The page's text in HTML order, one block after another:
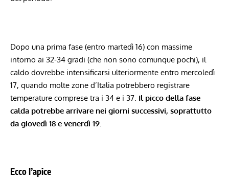
Dopo una prima fase (entro martedì 16) con massime
intorno ai 32-34 gradi (che non sono comunque pochi), il
caldo dovrebbe intensificarsi ulteriormente entro mercoledì
17, quando molte zone d’Italia potrebbero registrare
temperature comprese tra i 34 e i 37. Il picco della fase
calda potrebbe arrivare nei giorni successivi, soprattutto
da giovedì 18 e venerdì 19.
Ecco l’apice